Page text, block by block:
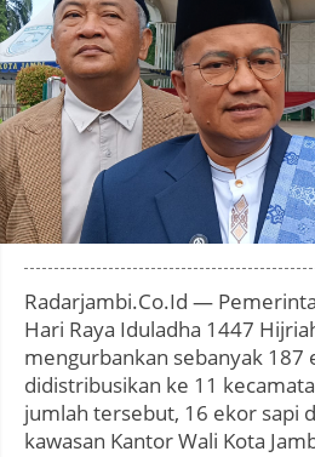
Radarjambi.Co.Id —
Hari Raya Iduladha 1447
mengurbankan sebanyak 187
didistribusikan ke 11
jumlah tersebut, 16 ekor sapi
kawasan Kantor Wali Kota